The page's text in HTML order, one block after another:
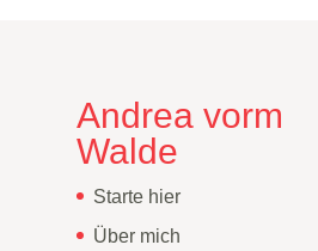
Andrea vorm
Walde
Starte hier
Über mich